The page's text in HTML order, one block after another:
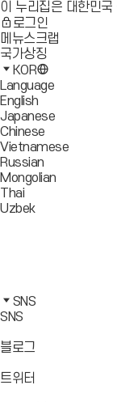
이 누리집은 대한민
로그인
메뉴스크랩
국가상징
KOR
Language
English
Japanese
Chinese
Vietnamese
Russian
Mongolian
Thai
Uzbek
가
기
로
가
북
바
가
타
그
바
가
카
오
바
가
SNS
SNS
블로그바
트위터